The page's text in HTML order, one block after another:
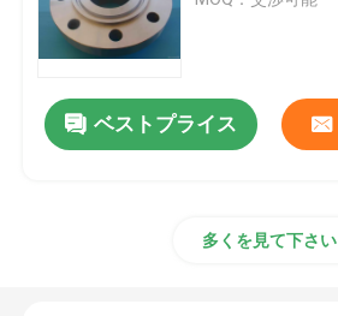
海洋のハッチ カバー
アルミニウム海洋のマンホール
ベストプライス
多くを見て下さい